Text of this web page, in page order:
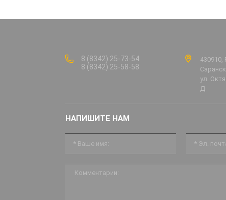
8 (8342) 25-73-54
8 (8342) 25-58-58
430910,
ул.
Д
НАПИШИТЕ НАМ